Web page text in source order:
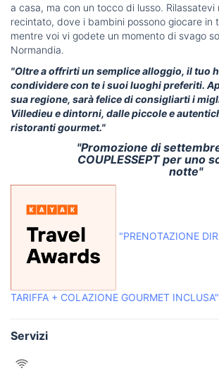
a casa, ma con un tocco di lusso. Rilassatevi
recintato, dove i bambini possono giocare in
mentre voi vi godete un momento di svago
Normandia.
"Oltre a offrirti un semplice alloggio, il tuo
condividere con te i suoi luoghi preferiti.
sua regione, sarà felice di consigliarti i
Villedieu e dintorni, dalle piccole e
ristoranti gourmet."
"Promozione di
COUPLESSEPT per uno
notte"
"PRENOTAZIONE
TARIFFA + COLAZIONE GOURMET INCLUSA"
Servizi